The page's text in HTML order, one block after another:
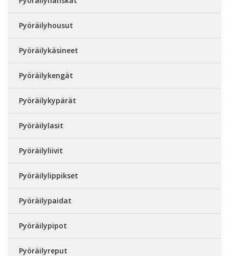
Pyöräilyhousut
Pyöräilykäsineet
Pyöräilykengät
Pyöräilykypärät
Pyöräilylasit
Pyöräilyliivit
Pyöräilylippikset
Pyöräilypaidat
Pyöräilypipot
Pyöräilyreput